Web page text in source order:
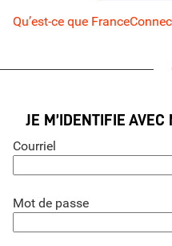
Qu’est-ce que
JE M’IDENTIFIE AVEC
Courriel
Mot de passe